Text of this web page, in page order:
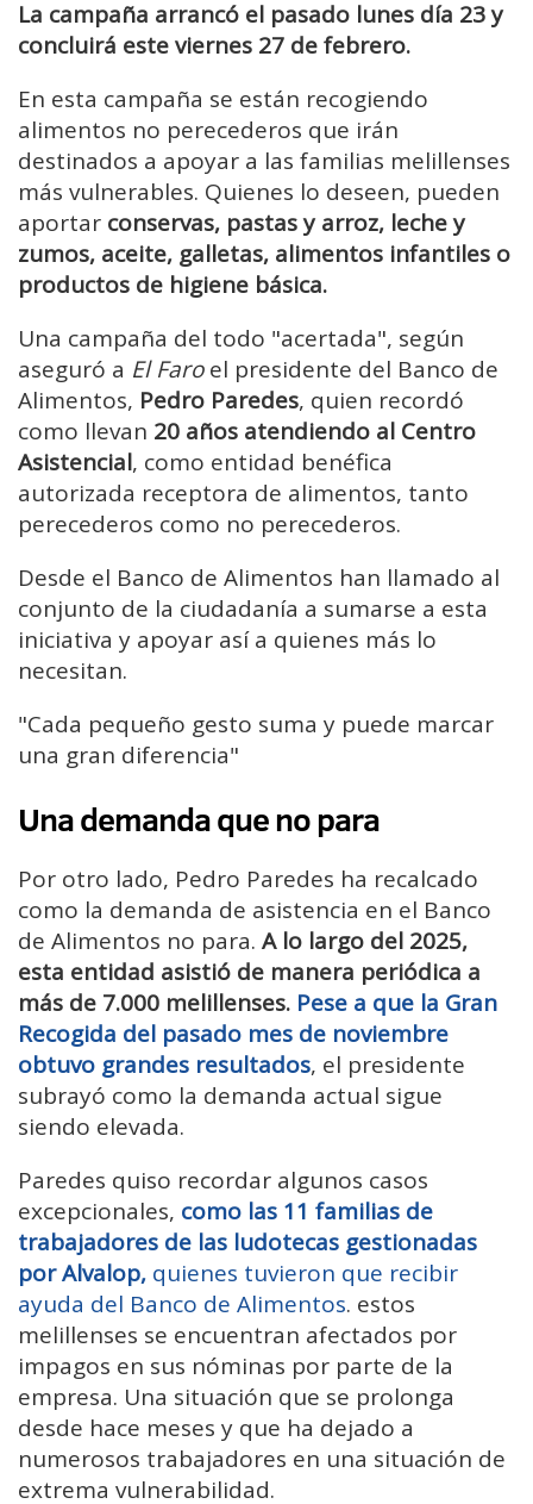
La campaña arrancó el pasado lunes día 23 y
concluirá este viernes 27 de febrero.
En esta campaña se están recogiendo
alimentos no perecederos que irán
destinados a apoyar a las familias melillenses
más vulnerables. Quienes lo deseen, pueden
aportar conservas, pastas y arroz, leche y
zumos, aceite, galletas, alimentos infantiles o
productos de higiene básica.
Una campaña del todo "acertada", según
aseguró a El Faroel presidente del Banco de
Alimentos, Pedro Paredes, quien recordó
como llevan 20 años atendiendo al Centro
Asistencial, como entidad benéfica
autorizada receptora de alimentos, tanto
perecederos como no perecederos.
Desde el Banco de Alimentos han llamado al
conjunto de la ciudadanía a sumarse a esta
iniciativa y apoyar así a quienes más lo
necesitan.
"Cada pequeño gesto suma y puede marcar
una gran diferencia"
Una demanda que no para
Por otro lado, Pedro Paredes ha recalcado
como la demanda de asistencia en el Banco
de Alimentos no para. A lo largo del 2025,
esta entidad asistió de manera periódica a
más de 7.000 melillenses. Pese a que la Gran
Recogida del pasado mes de noviembre
obtuvo grandes resultados, el presidente
subrayó como la demanda actual sigue
siendo elevada.
Paredes quiso recordar algunos casos
excepcionales, como las 11 familias de
trabajadores de las ludotecas gestionadas
por Alvalop, quienes tuvieron que recibir
ayuda del Banco de Alimentos. estos
melillenses se encuentran afectados por
impagos en sus nóminas por parte de la
empresa. Una situación que se prolonga
desde hace meses y que ha dejado a
numerosos trabajadores en una situación de
extrema vulnerabilidad.